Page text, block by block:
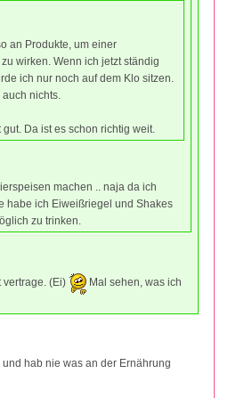
an Produkte, um einer
wirken. Wenn ich jetzt ständig
ich nur noch auf dem Klo sitzen.
auch nichts.
Da ist es schon richtig weit.
machen .. naja da ich
habe ich Eiweißriegel und Shakes
zu trinken.
vertrage. (Ei)
Mal sehen, was ich
hab nie was an der Ernährung